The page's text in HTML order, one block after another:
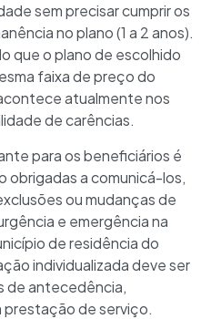
sem precisar cumprir os
no plano (1 a 2 anos).
que o plano de escolhido
faixa de preço do
atualmente nos
de carências.
para os beneficiários é
obrigadas a comunicá-los,
ou mudanças de
e emergência na
de residência do
individualizada deve ser
de antecedência,
de serviço.